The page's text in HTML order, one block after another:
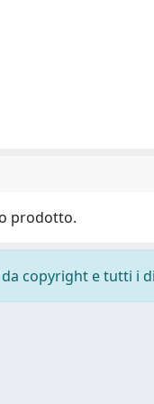
prodotto.
copyright e tutti i